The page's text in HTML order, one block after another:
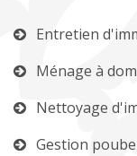
Entretien
Ménage à
Nettoyage
Gestion